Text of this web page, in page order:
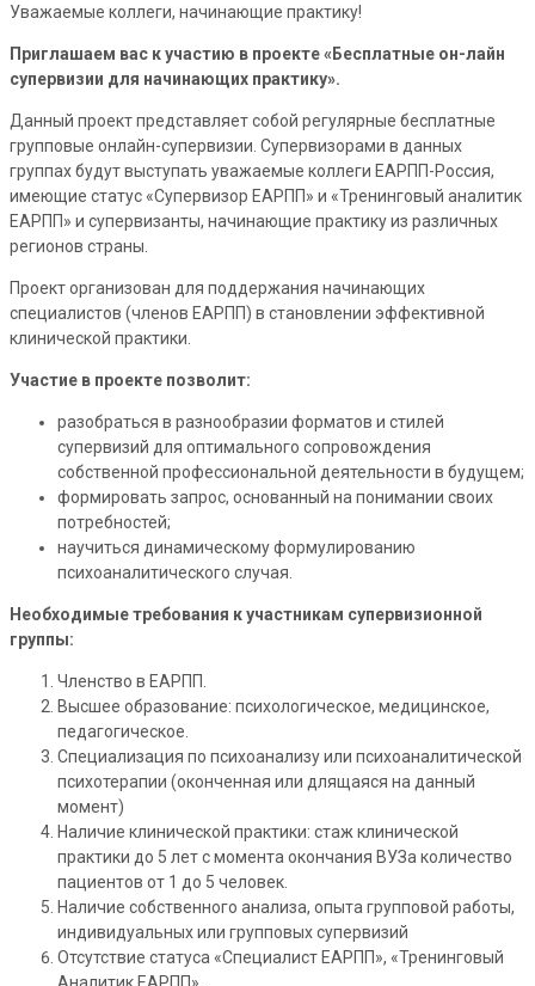
Уважаемые коллеги, начинающие практику!
Приглашаем вас к участию в проекте «Бесплатные он-лайн
супервизии для начинающих практику».
Данный проект представляет собой регулярные бесплатные
групповые онлайн-супервизии. Супервизорами в данных
группах будут выступать уважаемые коллеги ЕАРПП-Россия,
имеющие статус «Супервизор ЕАРПП» и «Тренинговый аналитик
ЕАРПП» и супервизанты, начинающие практику из различных
регионов страны.
Проект организован для поддержания начинающих
специалистов (членов ЕАРПП) в становлении эффективной
клинической практики.
Участие в проекте позволит:
разобраться в разнообразии форматов и стилей
супервизий для оптимального сопровождения
собственной профессиональной деятельности в будущем;
формировать запрос, основанный на понимании своих
потребностей;
научиться динамическому формулированию
психоаналитического случая.
Необходимые требования к участникам супервизионной
группы:
Членство в ЕАРПП.
Высшее образование: психологическое, медицинское,
педагогическое.
Специализация по психоанализу или психоаналитической
психотерапии (оконченная или длящаяся на данный
момент)
Наличие клинической практики: стаж клинической
практики до 5 лет с момента окончания ВУЗа количество
пациентов от 1 до 5 человек.
Наличие собственного анализа, опыта групповой работы,
индивидуальных или групповых супервизий
Отсутствие статуса «Специалист ЕАРПП», «Тренинговый
Аналитик ЕАРПП».